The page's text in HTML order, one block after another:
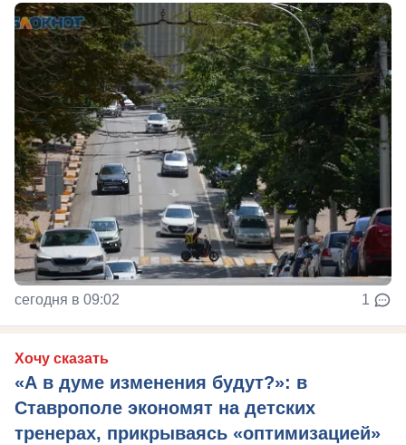
сегодня в 09:02 1
Хочу сказать
«А в думе изменения будут?»: в
Ставрополе экономят на детских
тренерах, прикрываясь «оптимизацией»